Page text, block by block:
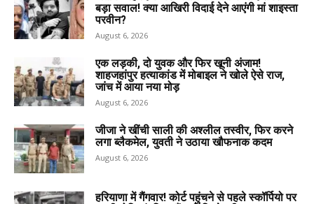
बड़ा सवाल! क्या आखिरी विदाई देने आएंगी मां शाइस्ता
परवीन?
August 6, 2026
एक लड़की, दो युवक और फिर खूनी अंजाम!
शाहजहांपुर हत्याकांड में मोबाइल ने खोले ऐसे राज,
जांच में आया नया मोड़
August 6, 2026
जीजा ने खींची साली की अश्लील तस्वीर, फिर करने
लगा ब्लैकमेल, युवती ने उठाया खौफनाक कदम
August 6, 2026
हरियाणा में गैंगवार! कोर्ट पहुंचने से पहले स्कॉर्पियो पर